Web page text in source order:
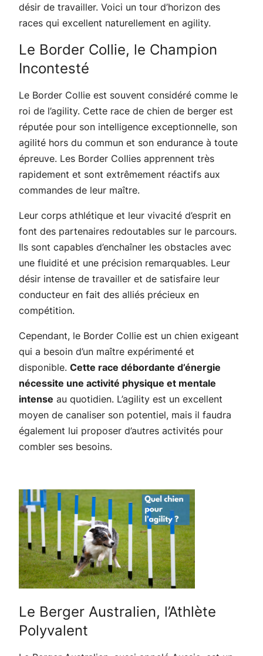
désir de travailler. Voici un tour d’horizon des
races qui excellent naturellement en agility.
Le Border Collie, le Champion
Incontesté
Le Border Collie est souvent considéré comme le
roi de l’agility. Cette race de chien de berger est
réputée pour son intelligence exceptionnelle, son
agilité hors du commun et son endurance à toute
épreuve. Les Border Collies apprennent très
rapidement et sont extrêmement réactifs aux
commandes de leur maître.
Leur corps athlétique et leur vivacité d’esprit en
font des partenaires redoutables sur le parcours.
Ils sont capables d’enchaîner les obstacles avec
une fluidité et une précision remarquables. Leur
désir intense de travailler et de satisfaire leur
conducteur en fait des alliés précieux en
compétition.
Cependant, le Border Collie est un chien exigeant
qui a besoin d’un maître expérimenté et
disponible. Cette race débordante d’énergie
nécessite une activité physique et mentale
intense au quotidien. L’agility est un excellent
moyen de canaliser son potentiel, mais il faudra
également lui proposer d’autres activités pour
combler ses besoins.
Le Berger Australien, l’Athlète
Polyvalent